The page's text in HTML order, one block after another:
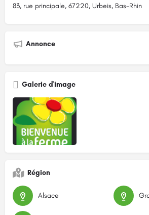
83, rue principale, 67220, Urbeis, Bas-Rhin
Annonce
Galerie d'image
Région
Alsace